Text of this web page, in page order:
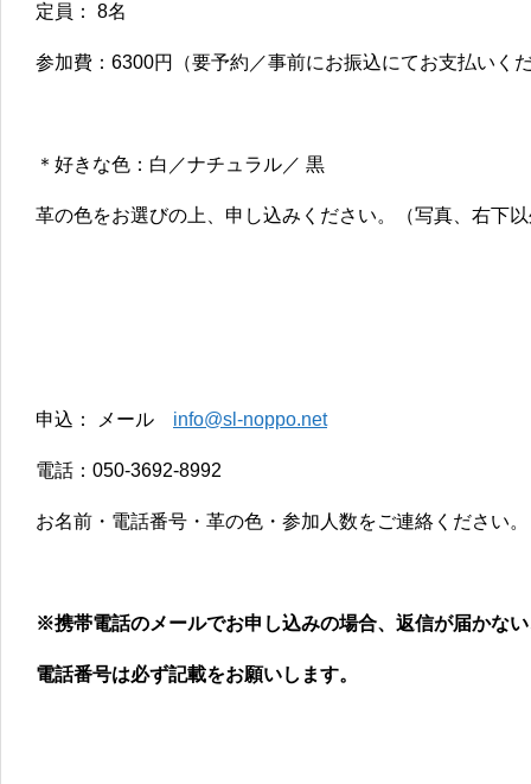
定員： 8名
参加費：6300円（要予約／事前にお振込にてお支払いく
＊好きな色：白／ナチュラル／ 黒
革の色をお選びの上、申し込みください。（写真、右下
申込： メール info@sl-noppo.net
電話：050-3692-8992
お名前・電話番号・革の色・参加人数をご連絡ください。
※携帯電話のメールでお申し込みの場合、返信が届かな
電話番号は必ず記載をお願いします。